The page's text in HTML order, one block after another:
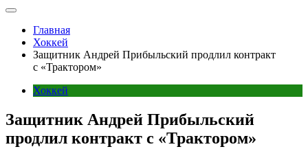
Главная
Хоккей
Защитник Андрей Прибыльский продлил контракт
с «Трактором»
Хоккей
Защитник Андрей Прибыльский
продлил контракт с «Трактором»